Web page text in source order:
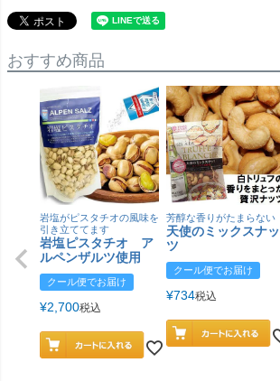
おすすめ商品
岩塩がピスタチオの風味を
引き立ててます
岩塩ピスタチオ ア
ルペンザルツ使用
クール便でお届け
¥2,700税込
芳醇な香りがたまらない
天使のミックスナッ
ツ
クール便でお届け
¥734税込